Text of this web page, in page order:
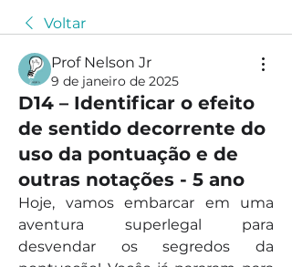
Voltar
Prof Nelson Jr
9 de janeiro de 2025
D14 – Identificar o efeito
de sentido decorrente do
uso da pontuação e de
outras notações - 5 ano
Hoje, vamos embarcar em uma
aventura superlegal para
desvendar os segredos da